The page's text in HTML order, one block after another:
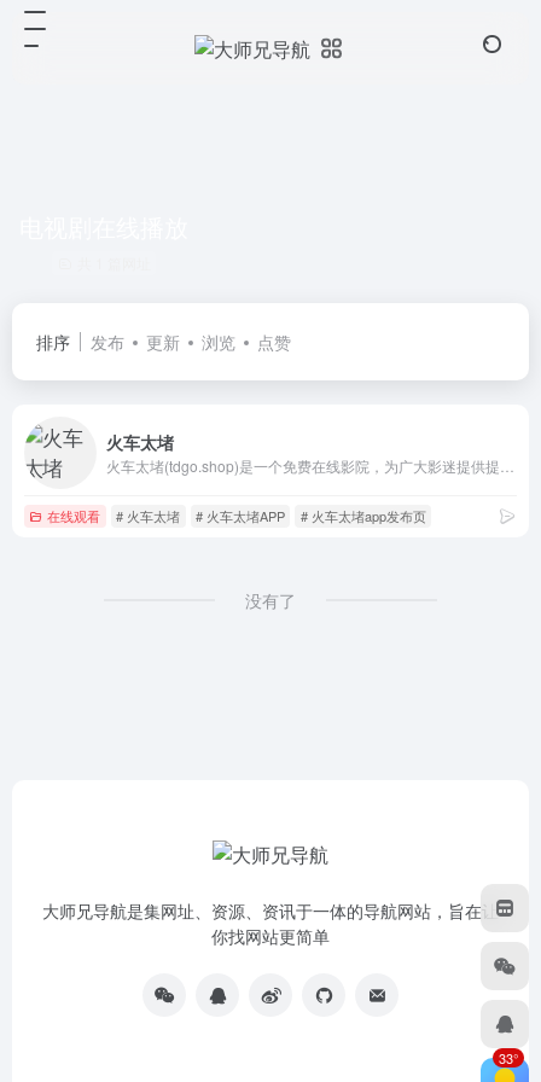
排序 发布 更新 浏览 点赞
火车太堵
在线观看 # 火车太堵 # 火车太堵APP # 火车太堵app发布页
没有了
大师兄导航是集网址、资源、资讯于一体的导航网站，旨在让
你找网站更简单
33°